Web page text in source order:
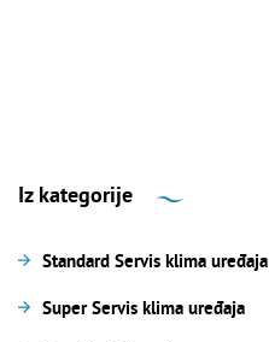
Iz kategorije
Standard Servis klima uređaja
Super Servis klima uređaja